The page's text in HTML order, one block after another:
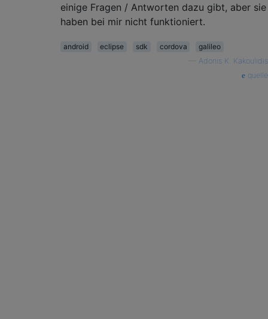
einige Fragen / Antworten dazu gibt, aber sie
haben bei mir nicht funktioniert.
android eclipse sdk cordova
galileo
Adonis K. Kakoulidis
quelle